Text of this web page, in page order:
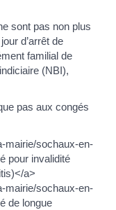
sont pas non plus
d’arrêt de
familial de
(NBI),
pas aux congés
mairie/sochaux-en-
pour invalidité
a>
mairie/sochaux-en-
de longue